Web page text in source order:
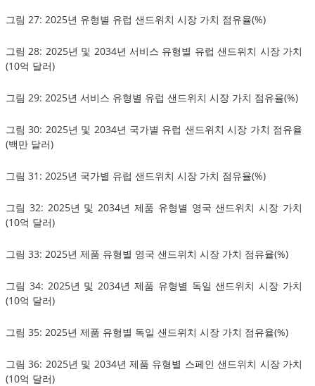
그림 27: 2025년 유형별 유럽 샌드위치 시장 가치 점유율(%)
그림 28: 2025년 및 2034년 서비스 유형별 유럽 샌드위치 시장 가치
(10억 달러)
그림 29: 2025년 서비스 유형별 유럽 샌드위치 시장 가치 점유율(%)
그림 30: 2025년 및 2034년 국가별 유럽 샌드위치 시장 가치 점유율
(백만 달러)
그림 31: 2025년 국가별 유럽 샌드위치 시장 가치 점유율(%)
그림 32: 2025년 및 2034년 제품 유형별 영국 샌드위치 시장 가치
(10억 달러)
그림 33: 2025년 제품 유형별 영국 샌드위치 시장 가치 점유율(%)
그림 34: 2025년 및 2034년 제품 유형별 독일 샌드위치 시장 가치
(10억 달러)
그림 35: 2025년 제품 유형별 독일 샌드위치 시장 가치 점유율(%)
그림 36: 2025년 및 2034년 제품 유형별 스페인 샌드위치 시장 가치
(10억 달러)